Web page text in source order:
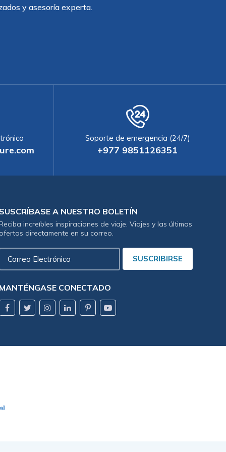
y asesoría experta.
Soporte de emergencia (24/7)
+977 9851126351
A NUESTRO BOLETÍN
increíbles inspiraciones de viaje. Viajes y las últimas
directamente en su correo.
Correo SUSCRIBIRSE
CONECTADO